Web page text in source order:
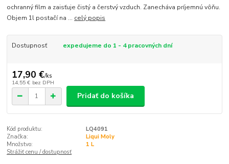
ochranný film a zaisťuje čistý a čerstvý vzduch. Zanecháva príjemnú vôňu.
Objem 1l postačí na ... celý popis
Dostupnosť expedujeme do 1 - 4 pracovných dní
17,90 €/ks
14,55 € bez DPH
Pridať do košíka
Kód produktu:
LQ4091
Značka:
Liqui Moly
Množstvo:
1 L
Strážiť cenu / dostupnosť